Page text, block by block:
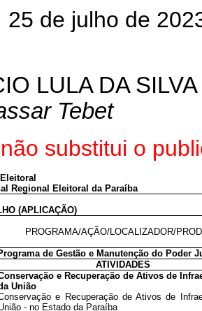
25 de julho de
LULA DA SILVA
Tebet
substitui o
Regional Eleitoral da Paraíba
(APLICAÇÃO)
PROGRAMA/AÇÃO/LOCALIZADOR/
de Gestão e Manutenção do Poder
ATIVIDADES
e Recuperação de Ativos de
União
e Recuperação de Ativos de
- no Estado da Paraíba